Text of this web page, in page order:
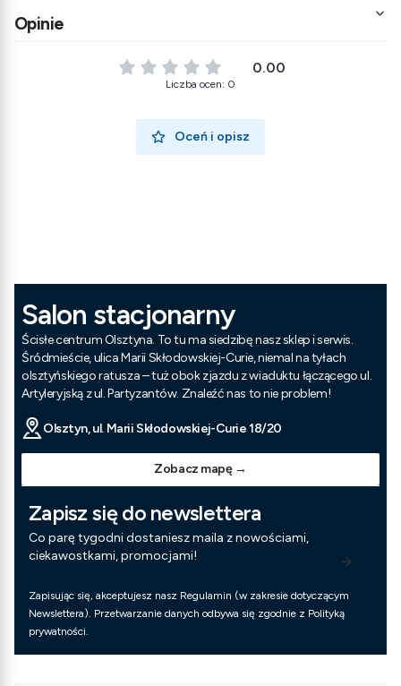
Opinie
0.00
Liczba ocen: 0
Oceń i opisz
Salon stacjonarny
Ścisłe centrum Olsztyna. To tu ma siedzibę nasz sklep i serwis.
Śródmieście, ulica Marii Skłodowskiej-Curie, niemal na tyłach
olsztyńskiego ratusza – tuż obok zjazdu z wiaduktu łączącego ul.
Artyleryjską z ul. Partyzantów. Znaleźć nas to nie problem!
Olsztyn, ul. Marii Skłodowskiej-Curie 18/20
Zobacz mapę →
Zapisz się do newslettera
Co parę tygodni dostaniesz maila z nowościami,
ciekawostkami, promocjami!
Zapisując się, akceptujesz nasz Regulamin (w zakresie dotyczącym
Newslettera). Przetwarzanie danych odbywa się zgodnie z Polityką
prywatności.